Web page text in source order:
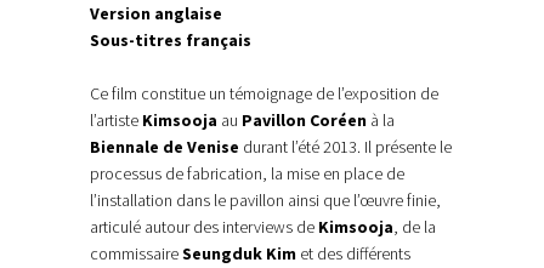
Version anglaise
Sous-titres français
Ce film constitue un témoignage de l’exposition de
l’artiste Kimsooja au Pavillon Coréen à la
Biennale de Venise durant l’été 2013. Il présente le
processus de fabrication, la mise en place de
l’installation dans le pavillon ainsi que l’œuvre finie,
articulé autour des interviews de Kimsooja, de la
commissaireSeungduk Kim et des différents